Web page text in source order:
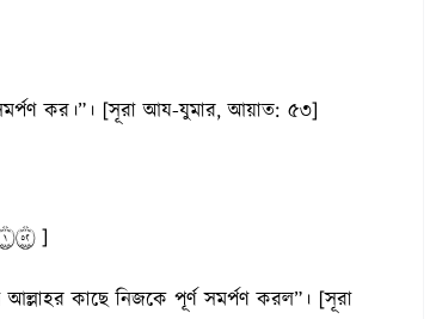
কর।”। [সূরা আয-যুমার, আয়াত: ৫৩]
١٢٥]
কাছে নিজকে পূর্ণ সমর্পণ করল”। [সূরা